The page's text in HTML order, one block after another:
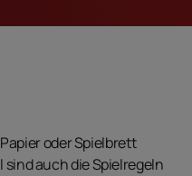
oder Spielbrett
auch die Spielregeln